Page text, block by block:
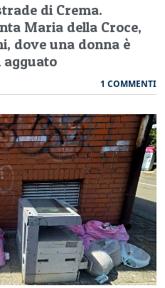
di Crema.
Maria della Croce,
dove una donna è
1 COMMENTI